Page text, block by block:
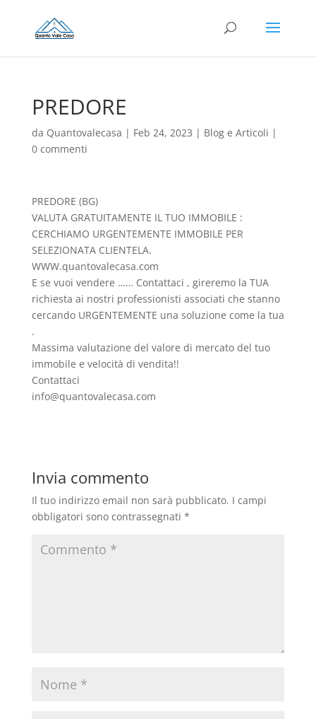
PREDORE
da Quantovalecasa | Feb 24, 2023 | Blog e Articoli |
0 commenti
PREDORE (BG)
VALUTA GRATUITAMENTE IL TUO IMMOBILE :
CERCHIAMO URGENTEMENTE IMMOBILE PER
SELEZIONATA CLIENTELA.
WWW.quantovalecasa.com
E se vuoi vendere …… Contattaci , gireremo la TUA
richiesta ai nostri professionisti associati che stanno
cercando URGENTEMENTE una soluzione come la tua
.
Massima valutazione del valore di mercato del tuo
immobile e velocità di vendita!!
Contattaci
info@quantovalecasa.com
Invia commento
Il tuo indirizzo email non sarà pubblicato. I campi
obbligatori sono contrassegnati *